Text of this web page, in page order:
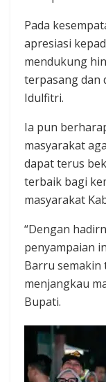
Pada
apresiasi
mendukung
terpasang dan
Idulfitri.
Ia pun
masyarakat
dapat terus
terbaik bagi
masyarakat
“Dengan
penyampaian
Barru semakin
menjangkau
Bupati.